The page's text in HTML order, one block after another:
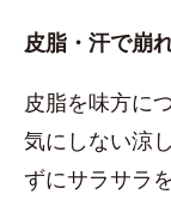
皮脂・汗で崩
皮脂を味方に
気にしない涼
ずにサラサラ